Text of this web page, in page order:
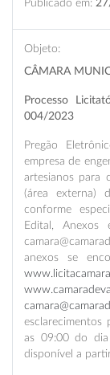
Publicado em:
Objeto:
CÂMARA
Processo
004/2023
Pregão
empresa de
artesianos para
(área externa)
conforme
Edital, Anexos
anexos se
as 09:00 do
disponível a